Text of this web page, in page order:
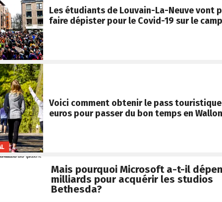
Les étudiants de Louvain-La-Neuve vont
faire dépister pour le Covid-19 sur le
Voici comment obtenir le pass
euros pour passer du bon temps en
Mais pourquoi Microsoft a-t-il
milliards pour acquérir les studios
Bethesda?